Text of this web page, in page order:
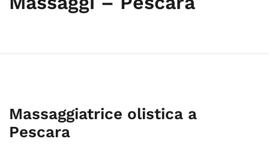
Massaggiatrice olistica a
Pescara